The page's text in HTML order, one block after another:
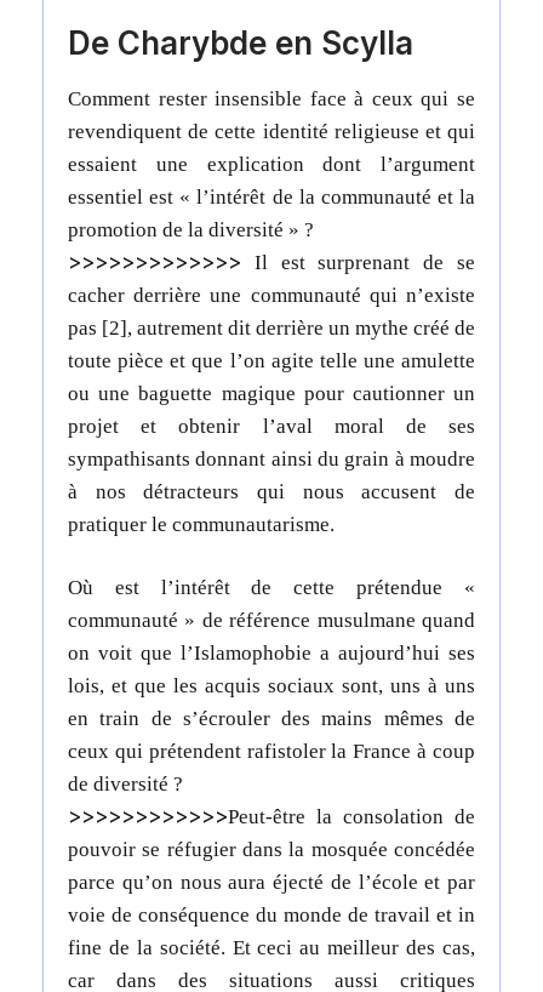
De Charybde en Scylla
Comment rester insensible face à ceux qui se
revendiquent de cette identité religieuse et qui
essaient une explication dont l’argument
essentiel est « l’intérêt de la communauté et la
promotion de la diversité » ?
>>>>>>>>>>>>> Il est surprenant de se
cacher derrière une communauté qui n’existe
pas [2], autrement dit derrière un mythe créé de
toute pièce et que l’on agite telle une amulette
ou une baguette magique pour cautionner un
projet et obtenir l’aval moral de ses
sympathisants donnant ainsi du grain à moudre
à nos détracteurs qui nous accusent de
pratiquer le communautarisme.
Où est l’intérêt de cette prétendue «
communauté » de référence musulmane quand
on voit que l’Islamophobie a aujourd’hui ses
lois, et que les acquis sociaux sont, uns à uns
en train de s’écrouler des mains mêmes de
ceux qui prétendent rafistoler la France à coup
de diversité ?
>>>>>>>>>>>>Peut-être la consolation de
pouvoir se réfugier dans la mosquée concédée
parce qu’on nous aura éjecté de l’école et par
voie de conséquence du monde de travail et in
fine de la société. Et ceci au meilleur des cas,
car dans des situations aussi critiques